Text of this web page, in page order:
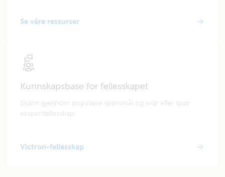
Se våre ressurser
Kunnskapsbase for fellesskapet
Skann gjennom populære spørsmål og svar eller spør
ekspertfellesskap.
Victron-fellesskap